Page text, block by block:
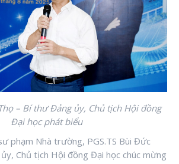
– Bí thư Đảng ủy, Chủ tịch Hội đồng
Đại học phát biểu
phạm Nhà trường, PGS.TS Bùi Đức
Chủ tịch Hội đồng Đại học chúc mừng